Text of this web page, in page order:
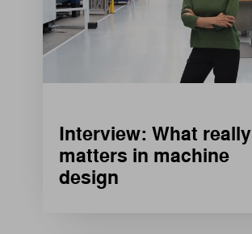
Interview: What really
matters in machine
design